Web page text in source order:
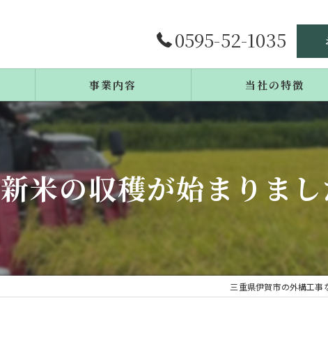
0595-52-1035
事業内容
施工事例
よくある質問
当社の特徴
エクステリア
カーポート
新米の収穫が始まりま
三重県伊賀市の外構工事